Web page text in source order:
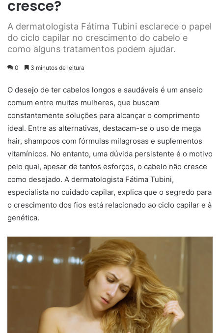
cresce?
A dermatologista Fátima Tubini esclarece o papel
do ciclo capilar no crescimento do cabelo e
como alguns tratamentos podem ajudar.
0 3 minutos de leitura
O desejo de ter cabelos longos e saudáveis é um anseio
comum entre muitas mulheres, que buscam
constantemente soluções para alcançar o comprimento
ideal. Entre as alternativas, destacam-se o uso de mega
hair, shampoos com fórmulas milagrosas e suplementos
vitamínicos. No entanto, uma dúvida persistente é o motivo
pelo qual, apesar de tantos esforços, o cabelo não cresce
como desejado. A dermatologista Fátima Tubini,
especialista no cuidado capilar, explica que o segredo para
o crescimento dos fios está relacionado ao ciclo capilar e à
genética.